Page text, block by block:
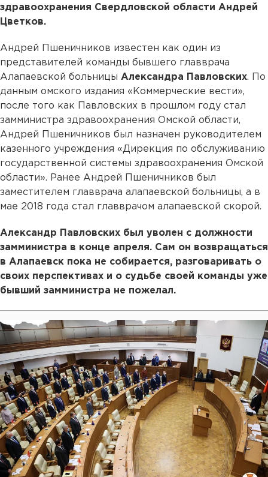
здравоохранения Свердловской области Андрей
Цветков.
Андрей Пшеничников известен как один из
представителей команды бывшего главврача
Алапаевской больницы Александра Павловских. По
данным омского издания «Коммерческие вести»,
после того как Павловских в прошлом году стал
замминистра здравоохранения Омской области,
Андрей Пшеничников был назначен руководителем
казенного учреждения «Дирекция по обслуживанию
государственной системы здравоохранения Омской
области». Ранее Андрей Пшеничников был
заместителем главврача алапаевской больницы, а в
мае 2018 года стал главврачом алапаевской скорой.
Александр Павловских был уволен с должности
замминистра в конце апреля. Сам он возвращаться
в Алапаевск пока не собирается, разговаривать о
своих перспективах и о судьбе своей команды уже
бывший замминистра не пожелал.